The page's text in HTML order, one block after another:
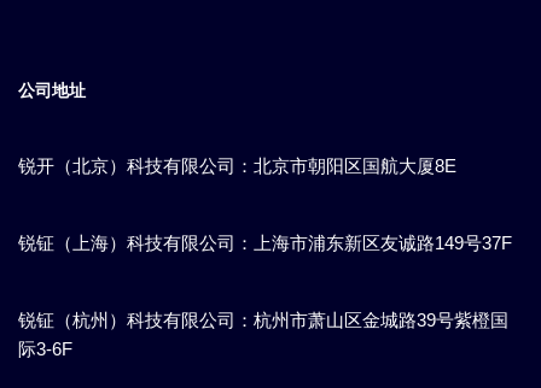
公司地址
锐开（北京）科技有限公司：北京市朝阳区国航大厦8E
锐钲（上海）科技有限公司：上海市浦东新区​友诚路149号37F
锐钲（杭州）科技有限公司：杭州市萧山区金城路39号紫橙国
际3-6F